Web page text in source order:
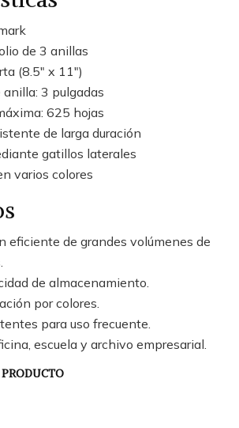
de 3 anillas
(8.5" x 11")
3 pulgadas
625 hojas
de larga duración
gatillos laterales
varios colores
eficiente de grandes volúmenes de
de almacenamiento.
por colores.
para uso frecuente.
escuela y archivo empresarial.